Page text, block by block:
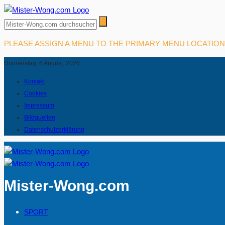
PLEASE ASSIGN A MENU TO THE PRIMARY MENU
Donnerstag, 6 August, 2026
Kontakt
Cookies
Impressum
Bildquellen
Datenschutzerklärung
Mister-Wong.com
SPORT